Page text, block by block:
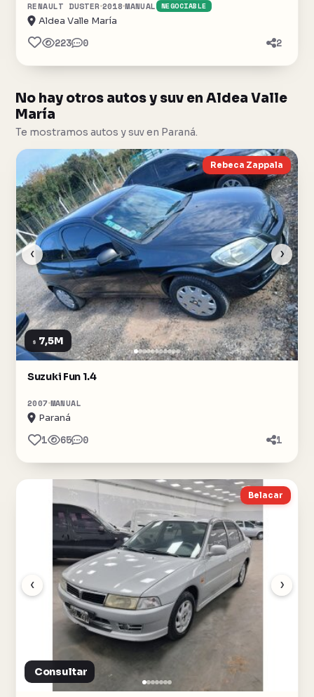
RENAULT DUSTER 2018MANUAL NEGOCIABLE
Aldea Valle María
223 0 2
No hay otros autos y suv en Aldea Valle
María
Te mostramos autos y suv en Paraná.
‹ ›
Rebeca Zappala
$ 7,5M
Suzuki Fun 1.4
2007 MANUAL
Paraná
1 65 0 1
‹ ›
Belacar
Consultar